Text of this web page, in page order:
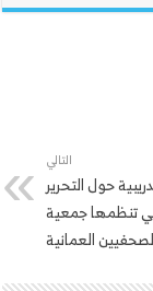
التالي
حول التحرير
تنظمها جمعية
العمانية